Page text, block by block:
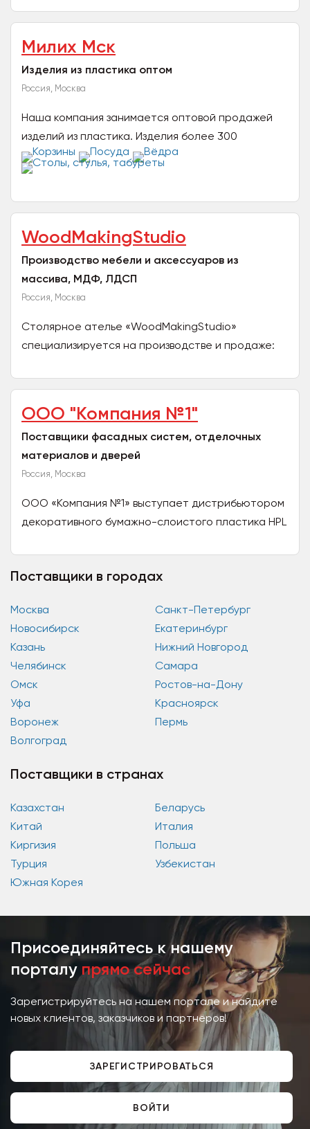
Милих Мск
Изделия из пластика оптом
Россия, Москва
Наша компания занимается оптовой продажей
изделий из пластика. Изделия более 300
наименований, сертифицированы и безопасны
для здоровья....
WoodMakingStudio
Производство мебели и аксессуаров из
массива, МДФ, ЛДСП
Россия, Москва
Столярное ателье «WoodMakingStudio»
специализируется на производстве и продаже:
листовых материалов...
ООО "Компания №1"
Поставщики фасадных систем, отделочных
материалов и дверей
Россия, Москва
ООО «Компания №1» выступает дистрибьютором
декоративного бумажно-слоистого пластика HPL
Industries...
Поставщики в городах
Москва
Санкт-Петербург
Новосибирск
Екатеринбург
Казань
Нижний Новгород
Челябинск
Самара
Омск
Ростов-на-Дону
Уфа
Красноярск
Воронеж
Пермь
Волгоград
Поставщики в странах
Казахстан
Беларусь
Китай
Италия
Киргизия
Польша
Турция
Узбекистан
Южная Корея
Присоединяйтесь к нашему
порталу прямо сейчас
Зарегистрируйтесь на нашем портале и найдите
новых клиентов, заказчиков и партнёров!
ЗАРЕГИСТРИРОВАТЬСЯ
ВОЙТИ